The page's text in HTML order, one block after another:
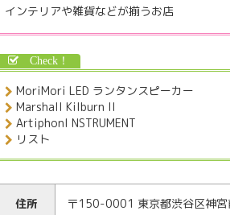
インテリアや雑貨などが揃うお店
MoriMori LED ランタンスピーカー
Marshall Kilburn II
ArtiphonI NSTRUMENT
リスト
住所 〒150-0001 東京都渋谷区神宮